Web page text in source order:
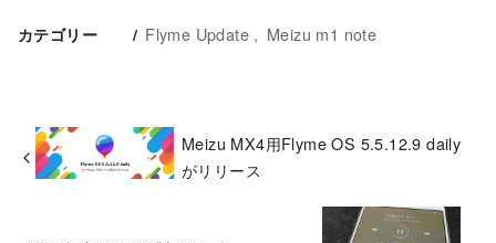
カテゴリー Flyme Update Meizu m1 note
Meizu MX4用Flyme OS 5.5.12.9 daily
がリリース